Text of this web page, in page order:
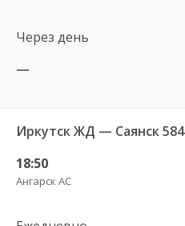
Через день
—
Иркутск ЖД — Саянск 584
18:50
Ангарск АС